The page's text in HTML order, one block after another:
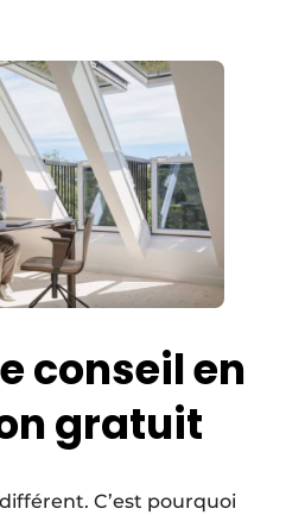
conseil en
gratuit
C’est pourquoi